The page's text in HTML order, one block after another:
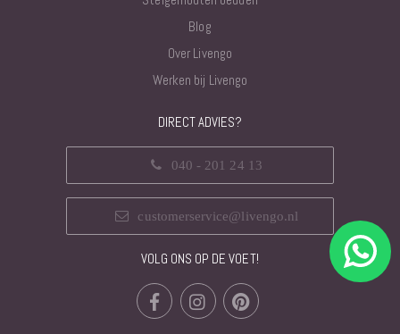
Blog
Over Livengo
Werken bij Livengo
DIRECT ADVIES?
040 - 201 24 13
customerservice@livengo.nl
VOLG ONS OP DE VOET!